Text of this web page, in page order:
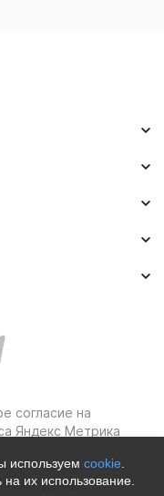
используем cookie
их использование.
согласие на
Яндекс Метрика
данных